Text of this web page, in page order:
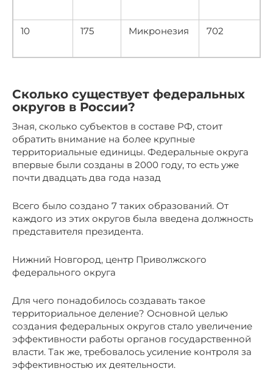
10 175 Микронезия 702
Сколько существует федеральных
округов в России?
Зная, сколько субъектов в составе РФ, стоит
обратить внимание на более крупные
территориальные единицы. Федеральные округа
впервые были созданы в 2000 году, то есть уже
почти двадцать два года назад
Всего было создано 7 таких образований. От
каждого из этих округов была введена должность
представителя президента.
Нижний Новгород, центр Приволжского
федерального округа
Для чего понадобилось создавать такое
территориальное деление? Основной целью
создания федеральных округов стало увеличение
эффективности работы органов государственной
власти. Так же, требовалось усиление контроля за
эффективностью их деятельности.